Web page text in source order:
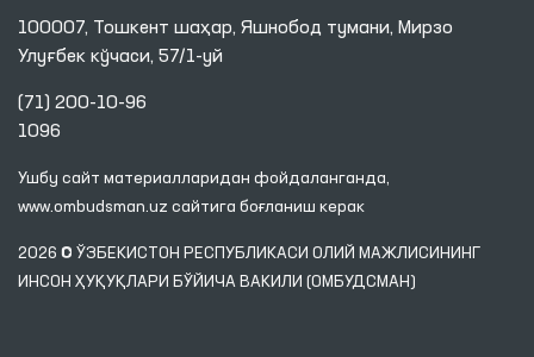
100007, Тошкент шаҳар, Яшнобод тумани, Мирзо
Улуғбек кўчаси, 57/1-уй
(71) 200-10-96
1096
Ушбу сайт материалларидан фойдаланганда,
www.ombudsman.uz сайтига боғланиш керак
2026 © ЎЗБЕКИСТОН РЕСПУБЛИКАСИ ОЛИЙ МАЖЛИСИНИНГ
ИНСОН ҲУҚУҚЛАРИ БЎЙИЧА ВАКИЛИ (ОМБУДСМАН)